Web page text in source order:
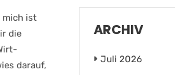
mich ist
die
darauf,
ARCHIV
Juli 2026